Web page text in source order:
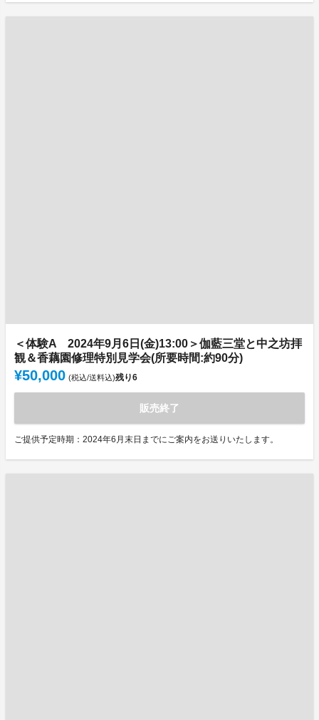
＜体験A 2024年9月6日(金)13:00＞伽藍三堂と中之坊拝
観＆香藕園修理特別見学会(所要時間:約90分)
¥50,000 (税込/送料込)残り6
販売終了
ご提供予定時期：2024年6月末日までにご案内をお送りいたします。